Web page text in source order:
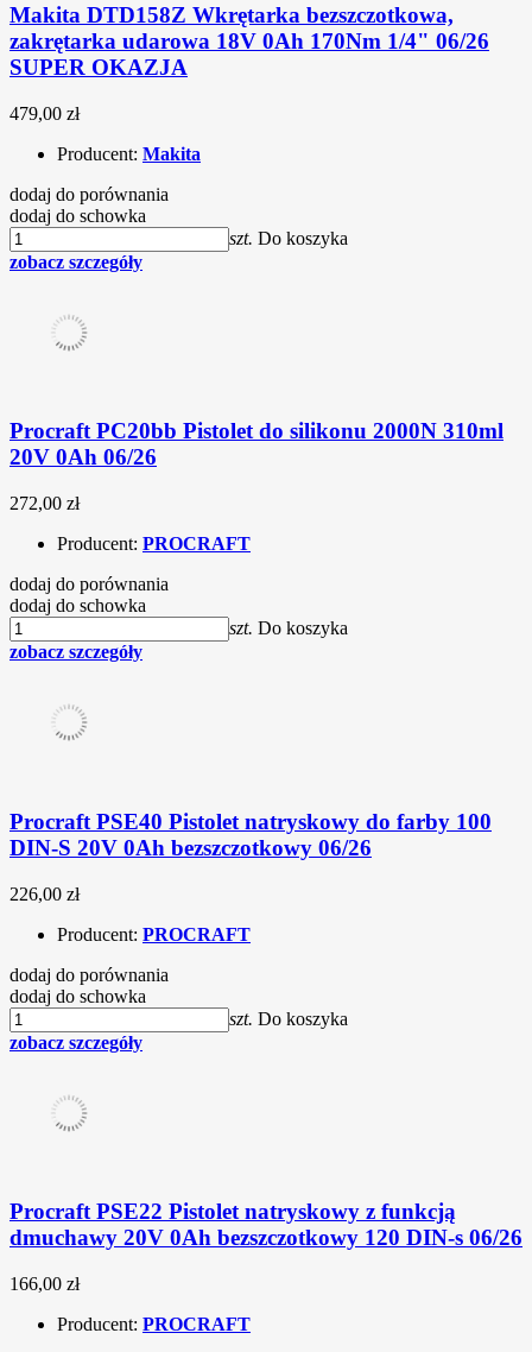
Makita DTD158Z Wkrętarka bezszczotkowa,
zakrętarka udarowa 18V 0Ah 170Nm 1/4" 06/26
SUPER OKAZJA
479,00 zł
Producent: Makita
dodaj do porównania
dodaj do schowka
szt. Do koszyka
zobacz szczegóły
Procraft PC20bb Pistolet do silikonu 2000N 310ml
20V 0Ah 06/26
272,00 zł
Producent: PROCRAFT
dodaj do porównania
dodaj do schowka
szt. Do koszyka
zobacz szczegóły
Procraft PSE40 Pistolet natryskowy do farby 100
DIN-S 20V 0Ah bezszczotkowy 06/26
226,00 zł
Producent: PROCRAFT
dodaj do porównania
dodaj do schowka
szt. Do koszyka
zobacz szczegóły
Procraft PSE22 Pistolet natryskowy z funkcją
dmuchawy 20V 0Ah bezszczotkowy 120 DIN-s 06/26
166,00 zł
Producent: PROCRAFT